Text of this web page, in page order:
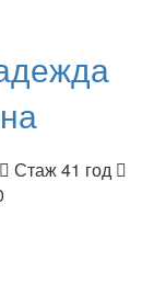
Стаж 41 год